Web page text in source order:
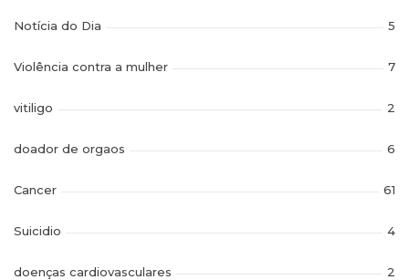
Notícia do Dia 5
Violência contra a mulher 7
vitiligo 2
doador de orgaos 6
Cancer 61
Suicidio 4
doenças cardiovasculares 2